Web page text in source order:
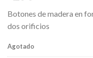
Botones de madera en
dos orificios
Agotado